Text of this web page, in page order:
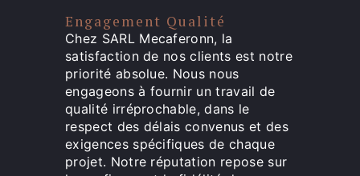
Engagement Qualité
Chez SARL Mecaferonn, la
satisfaction de nos clients est notre
priorité absolue. Nous nous
engageons à fournir un travail de
qualité irréprochable, dans le
respect des délais convenus et des
exigences spécifiques de chaque
projet. Notre réputation repose sur